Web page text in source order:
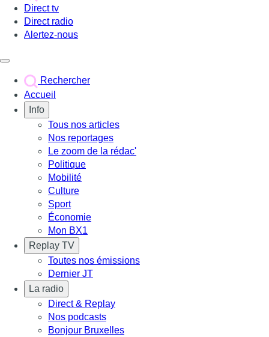
Direct tv
Direct radio
Alertez-nous
Rechercher
Accueil
Info
Tous nos articles
Nos reportages
Le zoom de la rédac'
Politique
Mobilité
Culture
Sport
Économie
Mon BX1
Replay TV
Toutes nos émissions
Dernier JT
La radio
Direct & Replay
Nos podcasts
Bonjour Bruxelles